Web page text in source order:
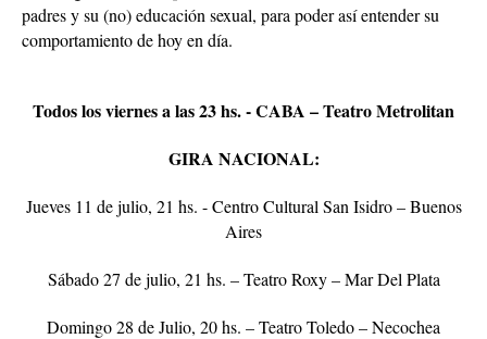
padres y su (no) educación sexual, para poder así entender su
comportamiento de hoy en día.
Todos los viernes a las 23 hs. - CABA – Teatro Metrolitan
GIRA NACIONAL:
Jueves 11 de julio, 21 hs. - Centro Cultural San Isidro – Buenos
Aires
Sábado 27 de julio, 21 hs. – Teatro Roxy – Mar Del Plata
Domingo 28 de Julio, 20 hs. – Teatro Toledo – Necochea